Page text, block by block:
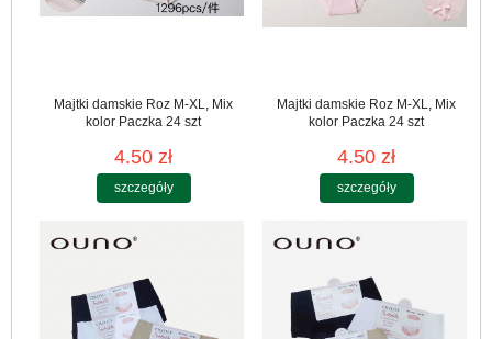
Majtki damskie Roz M-XL, Mix
kolor Paczka 24 szt
4.50 zł
szczegóły
Majtki damskie Roz M-XL, Mix
kolor Paczka 24 szt
4.50 zł
szczegóły